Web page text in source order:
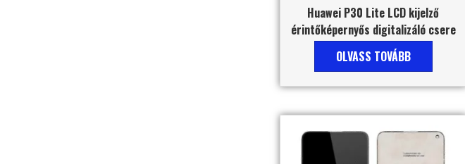
Huawei P30 Lite LCD kijelző
érintőképernyős digitalizáló csere
OLVASS TOVÁBB